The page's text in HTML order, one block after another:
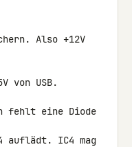
Also +12V
von USB.
fehlt eine Diode
auflädt. IC4 mag